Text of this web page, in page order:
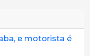
e motorista é